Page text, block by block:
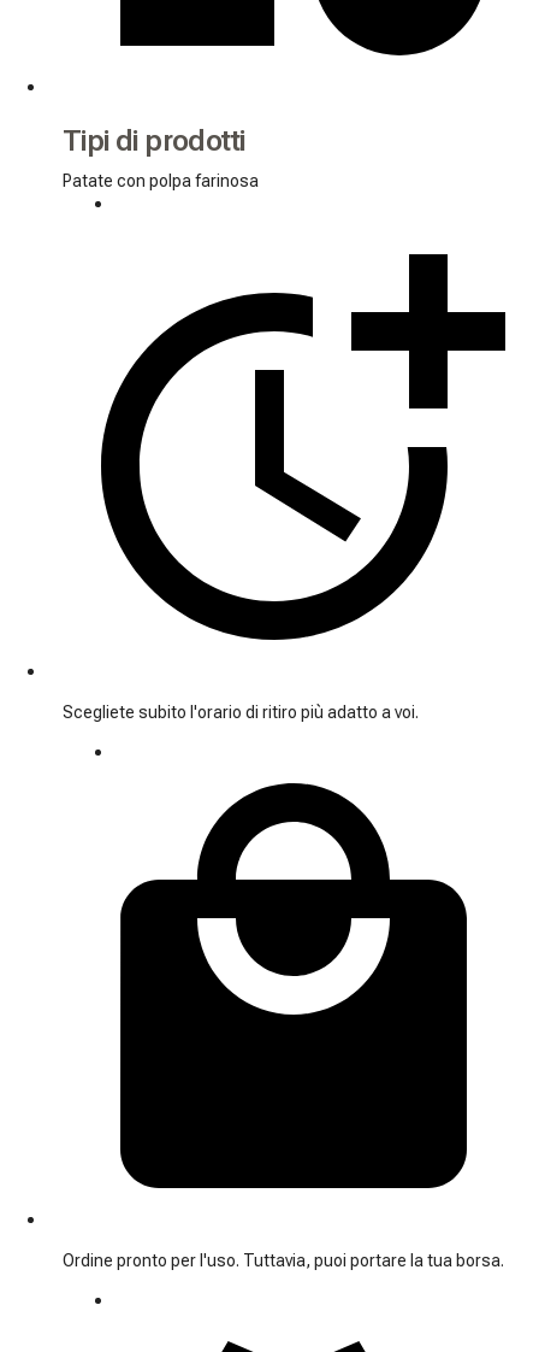
Tipi di prodotti
Patate con polpa farinosa
Scegliete subito l'orario di ritiro più adatto a voi.
Ordine pronto per l'uso. Tuttavia, puoi portare la tua borsa.